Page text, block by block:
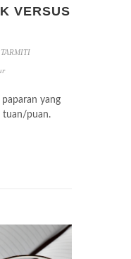
VERSUS
yang
tuan/puan.